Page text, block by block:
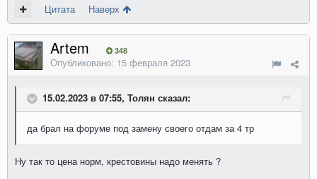
Цитата Наверх
Artem 348
Опубликовано: 15 февраля 2023
15.02.2023 в 07:55, Толян сказал:
да брал на форуме под замену своего отдам за 4 тр
Ну так то цена норм, крестовины надо менять ?